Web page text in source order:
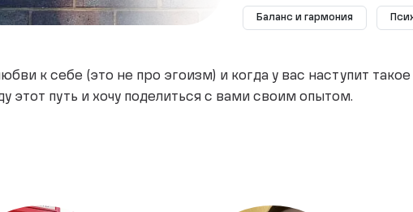
Баланс и гармония
к себе (это не про эгоизм) и когда у вас наступит
этот путь и хочу поделиться с вами своим опытом.